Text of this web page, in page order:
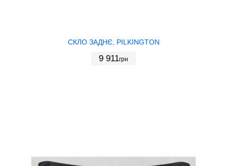
СКЛО ЗАДНЄ, PILKINGTON
9 911грн